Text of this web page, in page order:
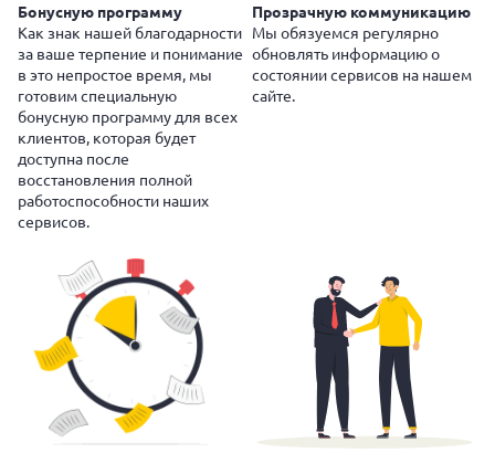
Бонусную программу
Как знак нашей благодарности
за ваше терпение и понимание
в это непростое время, мы
готовим специальную
бонусную программу для всех
клиентов, которая будет
доступна после
восстановления полной
работоспособности наших
сервисов.
Прозрачную коммуникацию
Мы обязуемся регулярно
обновлять информацию о
состоянии сервисов на нашем
сайте.